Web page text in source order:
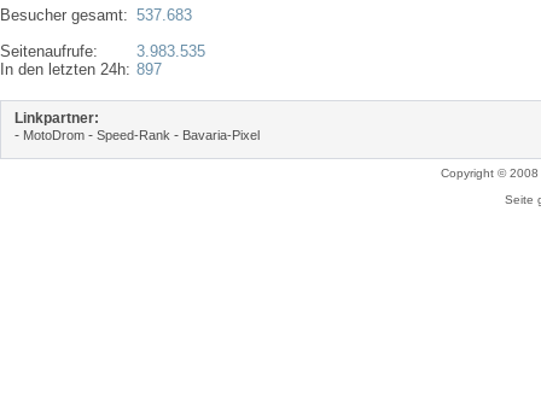
Besucher gesamt:
Seitenaufrufe:
In den letzten 24h:
537.683
3.983.535
897
Linkpartner:
- MotoDrom - Speed-Rank - Bavaria-Pixel
Copyright ©
Seite